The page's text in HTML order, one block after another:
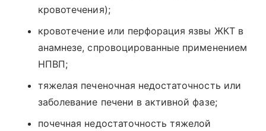
кровотечения);
кровотечение или перфорация язвы ЖКТ в
анамнезе, спровоцированные применением
НПВП;
тяжелая печеночная недостаточность или
заболевание печени в активной фазе;
почечная недостаточность тяжелой